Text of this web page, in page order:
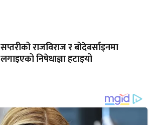
सप्तरीको राजविराज र बोदेबर्साइनमा
लगाइएको निषेधाज्ञा हटाइयो